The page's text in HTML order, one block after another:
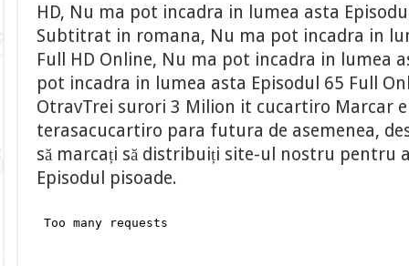
HD, Nu ma pot incadra in lumea asta
Subtitrat in romana, Nu ma pot incadra in
Full HD Online, Nu ma pot incadra in lumea
pot incadra in lumea asta Episodul 65 Full
OtravTrei surori 3 Milion it cucartiro Marcar
terasacucartiro para futura de asemenea,
să marcați să distribuiți site-ul nostru pentru
Episodul pisoade.